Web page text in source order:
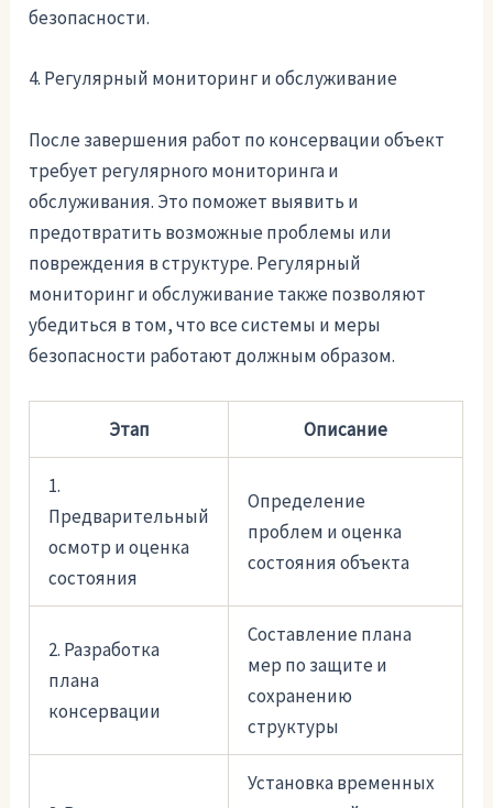
безопасности.
4. Регулярный мониторинг и обслуживание
После завершения работ по консервации объект
требует регулярного мониторинга и
обслуживания. Это поможет выявить и
предотвратить возможные проблемы или
повреждения в структуре. Регулярный
мониторинг и обслуживание также позволяют
убедиться в том, что все системы и меры
безопасности работают должным образом.
Этап Описание
1.
Предварительный
осмотр и оценка
состояния
Определение
проблем и оценка
состояния объекта
2. Разработка
плана
консервации
Составление плана
мер по защите и
сохранению
структуры
Установка временных